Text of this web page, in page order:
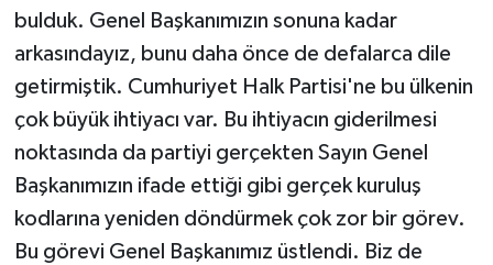
bulduk. Genel Başkanımızın sonuna kadar
arkasındayız, bunu daha önce de defalarca dile
getirmiştik. Cumhuriyet Halk Partisi'ne bu ülkenin
çok büyük ihtiyacı var. Bu ihtiyacın giderilmesi
noktasında da partiyi gerçekten Sayın Genel
Başkanımızın ifade ettiği gibi gerçek kuruluş
kodlarına yeniden döndürmek çok zor bir görev.
Bu görevi Genel Başkanımız üstlendi. Biz de